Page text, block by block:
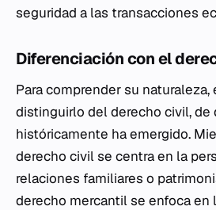
seguridad a las transacciones
Diferenciación con el
Para comprender su naturaleza,
distinguirlo del derecho civil, de
históricamente ha emergido.
derecho civil se centra en la
relaciones familiares o
derecho mercantil se enfoca en